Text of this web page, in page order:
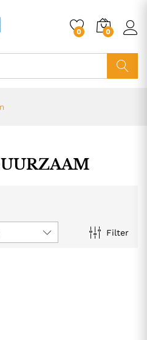
0 0
Filter